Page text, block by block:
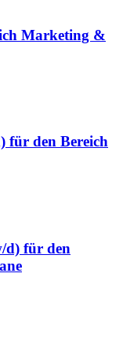
Marketing &
für den Bereich
d) für den